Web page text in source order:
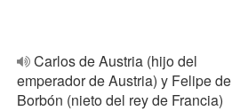
Carlos de Austria (hijo del
emperador de Austria) y Felipe de
Borbón (nieto del rey de Francia)